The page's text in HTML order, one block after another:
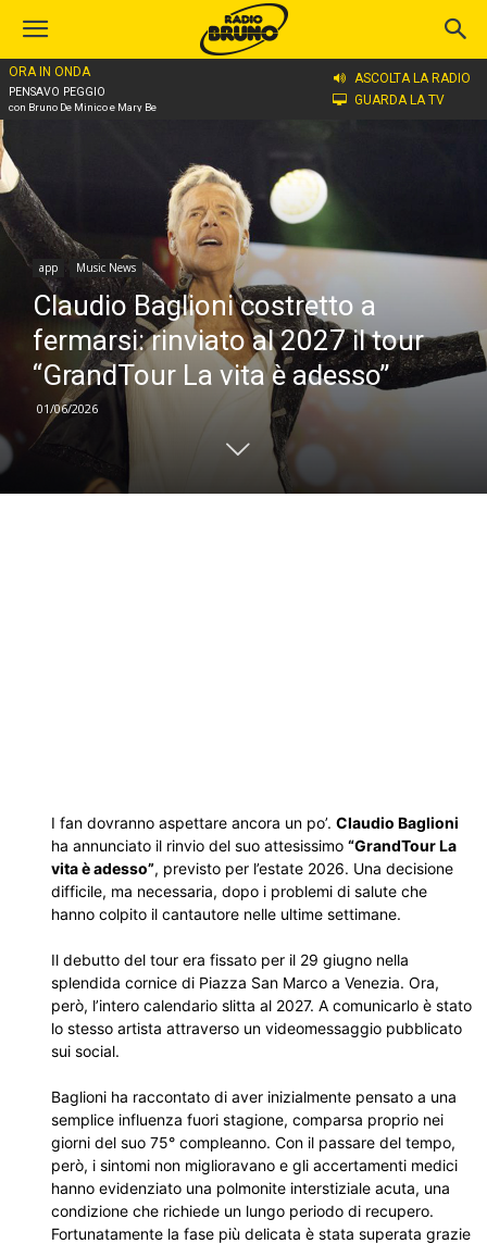
ORA IN ONDA
PENSAVO PEGGIO
con Bruno De Minico e Mary Be
ASCOLTA LA RADIO
GUARDA LA TV
Home
app Music News
Claudio Baglioni costretto a
fermarsi: rinviato al 2027 il tour
“GrandTour La vita è adesso”
01/06/2026
I fan dovranno aspettare ancora un po’. Claudio Baglioni
ha annunciato il rinvio del suo attesissimo “GrandTour La
vita è adesso”, previsto per l’estate 2026. Una decisione
difficile, ma necessaria, dopo i problemi di salute che
hanno colpito il cantautore nelle ultime settimane.
Il debutto del tour era fissato per il 29 giugno nella
splendida cornice di Piazza San Marco a Venezia. Ora,
però, l’intero calendario slitta al 2027. A comunicarlo è stato
lo stesso artista attraverso un videomessaggio pubblicato
sui social.
Baglioni ha raccontato di aver inizialmente pensato a una
semplice influenza fuori stagione, comparsa proprio nei
giorni del suo 75° compleanno. Con il passare del tempo,
però, i sintomi non miglioravano e gli accertamenti medici
hanno evidenziato una polmonite interstiziale acuta, una
condizione che richiede un lungo periodo di recupero.
Fortunatamente la fase più delicata è stata superata grazie